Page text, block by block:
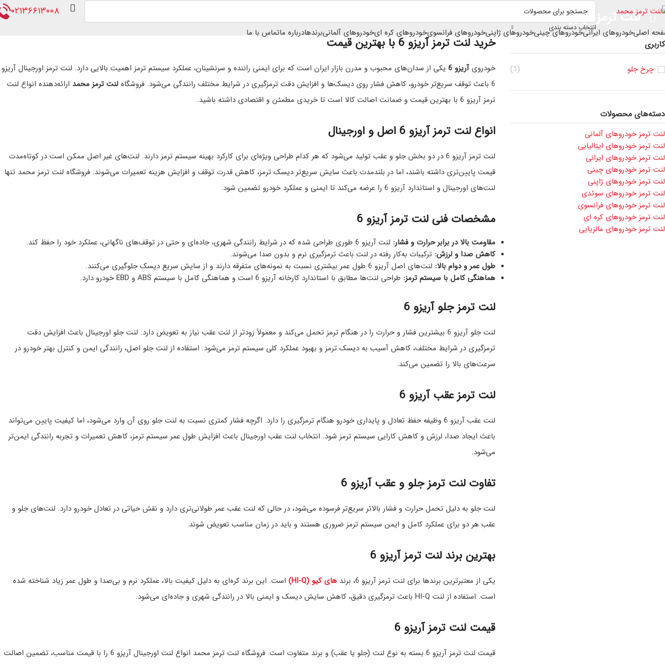
انتخاب دسته بندی
۰۲۱۳۶۶۱۳۰۰۸
اصلیخودروهای ایرانیخودروهای چینیخودروهای ژاپنیخودروهای فرانسویخودروهای کره ایخودروهای آلمانیبرندهادرباره ماتماس با ما
لنت ترمز آریزو 6
کاربری
چرخ جلو (1)
دسته‌های محصولات
لنت ترمز خودروهای آلمانی
لنت ترمز خودروهای ایتالیایی
لنت ترمز خودروهای ایرانی
لنت ترمز خودروهای چینی
لنت ترمز خودروهای ژاپنی
لنت ترمز خودروهای سوئدی
لنت ترمز خودروهای فرانسوی
لنت ترمز خودروهای کره ای
لنت ترمز خودروهای مالزیایی
خرید لنت ترمز آریزو 6 با بهترین قیمت
خودرویآریزو 6 یکی از سدان‌های محبوب و مدرن بازار ایران است که برای ایمنی راننده و سرنشینان، عملکرد سیستم ترمز اهمیت بالایی دارد. لنت ترمز اورجینال آریزو
6 باعث توقف سریع‌تر خودرو، کاهش فشار روی دیسک‌ها و افزایش دقت ترمزگیری در شرایط مختلف رانندگی می‌شود. فروشگاه
لنت ترمز محمد ارائه‌دهنده انواع لنت
ترمز آریزو 6 با بهترین قیمت و ضمانت اصالت کالا است تا خریدی مطمئن و اقتصادی داشته باشید.
انواع لنت ترمز آریزو 6 اصل و اورجینال
لنت ترمز آریزو 6 در دو بخش جلو و عقب تولید می‌شود که هر کدام طراحی ویژه‌ای برای کارکرد بهینه سیستم ترمز دارند. لنت‌های غیر اصل ممکن است در کوتاه‌مدت
قیمت پایین‌تری داشته باشند، اما در بلندمدت باعث سایش سریع‌تر دیسک ترمز، کاهش قدرت توقف و افزایش هزینه تعمیرات می‌شوند. فروشگاه لنت ترمز محمد تنها
لنت‌های اورجینال و استاندارد آریزو 6 را عرضه می‌کند تا ایمنی و عملکرد خودرو تضمین شود.
مشخصات فنی لنت ترمز آریزو 6
مقاومت بالا در برابر حرارت و فشار: لنت آریزو 6 طوری طراحی شده که در شرایط رانندگی شهری، جاده‌ای و حتی در توقف‌های ناگهانی، عملکرد خود را حفظ کند.
کاهش صدا و لرزش: ترکیبات به‌کار رفته در لنت باعث ترمزگیری نرم و بدون صدا می‌شوند.
طول عمر و دوام بالا: لنت‌های اصل آریزو 6 طول عمر بیشتری نسبت به نمونه‌های متفرقه دارند و از سایش سریع دیسک جلوگیری می‌کنند.
هماهنگی کامل با سیستم ترمز: طراحی لنت‌ها مطابق با استاندارد کارخانه آریزو 6 است و هماهنگی کامل با سیستم ABS و EBD خودرو دارد.
لنت ترمز جلو آریزو 6
لنت جلو آریزو 6 بیشترین فشار و حرارت را در هنگام ترمز تحمل می‌کند و معمولاً زودتر از لنت عقب نیاز به تعویض دارد. لنت جلو اورجینال باعث افزایش دقت
ترمزگیری در شرایط مختلف، کاهش آسیب به دیسک ترمز و بهبود عملکرد کلی سیستم ترمز می‌شود. استفاده از لنت جلو اصل، رانندگی ایمن و کنترل بهتر خودرو در
سرعت‌های بالا را تضمین می‌کند.
لنت ترمز عقب آریزو 6
لنت عقب آریزو 6 وظیفه حفظ تعادل و پایداری خودرو هنگام ترمزگیری را دارد. اگرچه فشار کمتری نسبت به لنت جلو روی آن وارد می‌شود، اما کیفیت پایین می‌تواند
باعث ایجاد صدا، لرزش و کاهش کارایی سیستم ترمز شود. انتخاب لنت عقب اورجینال باعث افزایش طول عمر سیستم ترمز، کاهش تعمیرات و تجربه رانندگی ایمن‌تر
می‌شود.
تفاوت لنت ترمز جلو و عقب آریزو 6
لنت جلو به دلیل تحمل حرارت و فشار بالاتر سریع‌تر فرسوده می‌شود، در حالی که لنت عقب عمر طولانی‌تری دارد و نقش حیاتی در تعادل خودرو دارد. لنت‌های جلو و
عقب هر دو برای عملکرد کامل و ایمن سیستم ترمز ضروری هستند و باید در زمان مناسب تعویض شوند.
بهترین برند لنت ترمز آریزو 6
یکی از معتبرترین برندها برای لنت ترمز آریزو 6، برند های کیو (HI-Q)
است. این برند کره‌ای به دلیل کیفیت بالا، عملکرد نرم و بی‌صدا و طول عمر زیاد شناخته شده
است. استفاده از لنت HI-Q باعث ترمزگیری دقیق، کاهش سایش دیسک و ایمنی بالا در رانندگی شهری و جاده‌ای می‌شود.
قیمت لنت ترمز آریزو 6
قیمت لنت ترمز آریزو 6 بسته به نوع لنت (جلو یا عقب) و برند متفاوت است. فروشگاه لنت ترمز محمد انواع لنت اورجینال آریزو 6 را با قیمت مناسب، تضمین اصالت